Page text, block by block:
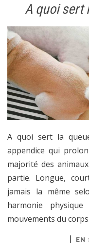
A quoi sert
A quoi sert la
appendice qui
majorité des
partie. Longue,
jamais la même
harmonie
mouvements du
EN